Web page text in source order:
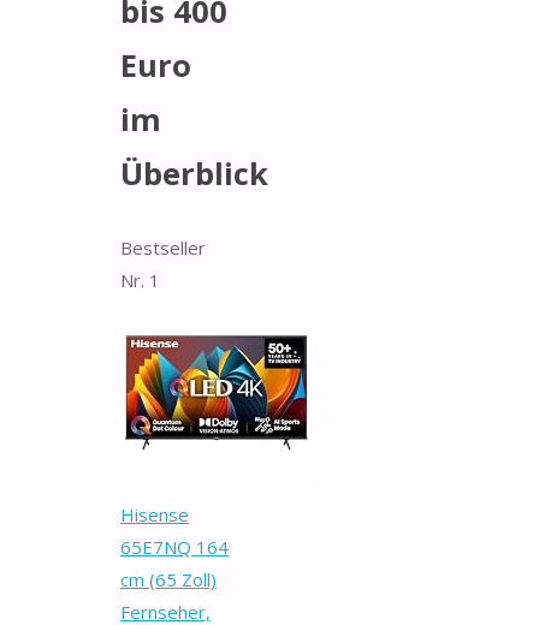
bis 400
Euro
im
Überblick
Bestseller
Nr. 1
Hisense
65E7NQ 164
cm (65 Zoll)
Fernseher,